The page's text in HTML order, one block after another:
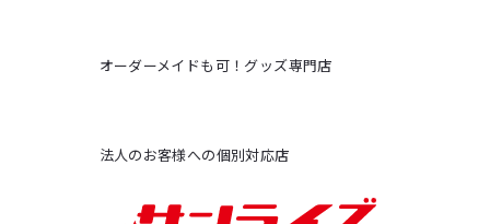
オーダーメイドも可！グッズ専門店
法人のお客様への個別対応店